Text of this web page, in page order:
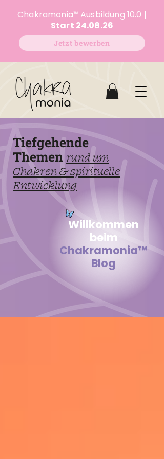
Chakramonia™ Ausbildung 10.0 |
Start 24.08.26
Jetzt bewerben
Tiefgehende
Themen rund um
Chakren & spirituelle
Entwicklung
Willkommen
beim
Chakramonia™
Blog